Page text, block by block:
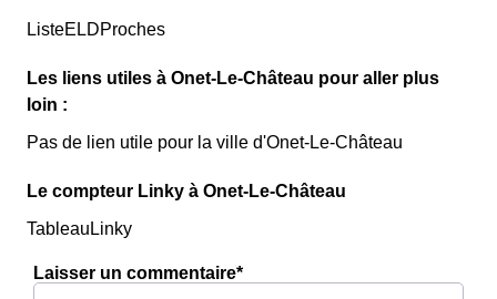
ListeELDProches
Les liens utiles à Onet-Le-Château pour aller plus
loin :
Pas de lien utile pour la ville d'Onet-Le-Château
Le compteur Linky à Onet-Le-Château
TableauLinky
Laisser un commentaire*